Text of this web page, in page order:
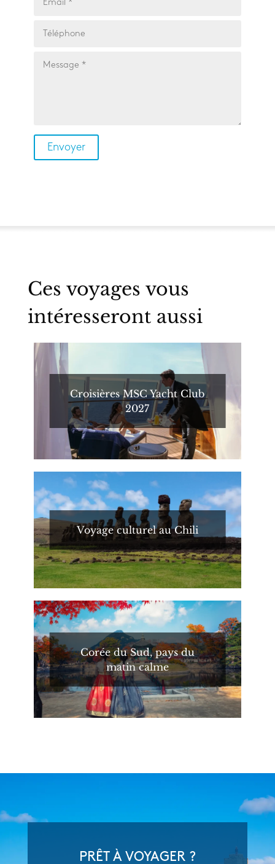
Ces voyages vous
intéresseront aussi
Croisières MSC Yacht Club
2027
Voyage culturel au Chili
Corée du Sud, pays du
matin calme
PRÊT À VOYAGER ?